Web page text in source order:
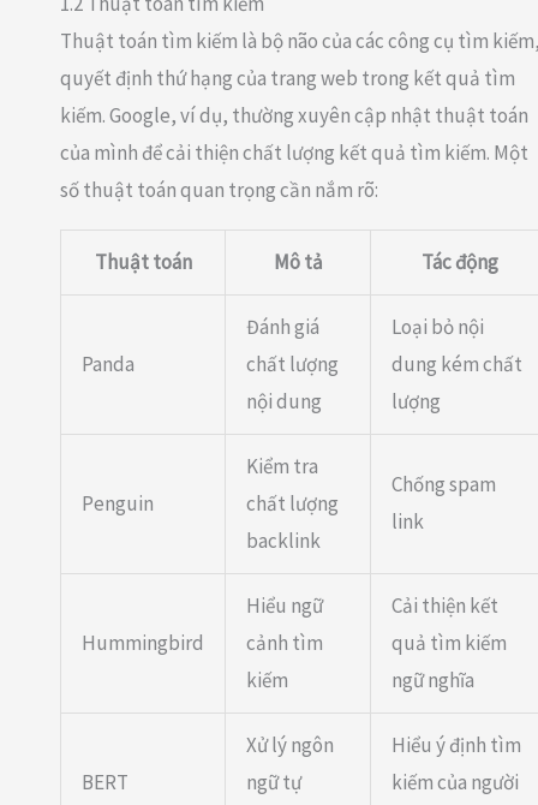
Thuật toán tìm kiếm là bộ não của các công cụ tìm
quyết định thứ hạng của trang web trong kết quả tìm
kiếm. Google, ví dụ, thường xuyên cập nhật thuật toán
của mình để cải thiện chất lượng kết quả tìm kiếm. Một
số thuật toán quan trọng cần nắm rõ:
Thuật toán Mô tả Tác động
Panda
Đánh giá
chất lượng
nội dung
Loại bỏ nội
dung kém chất
lượng
Penguin
Kiểm tra
chất lượng
backlink
Chống spam
link
Hummingbird
Hiểu ngữ
cảnh tìm
kiếm
Cải thiện kết
quả tìm kiếm
ngữ nghĩa
BERT
Xử lý ngôn
ngữ tự
Hiểu ý định tìm
kiếm của người